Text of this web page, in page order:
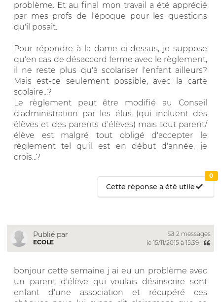
problème. Et au final mon travail a été apprécié
par mes profs de l'époque pour les questions
qu'il posait.
Pour répondre à la dame ci-dessus, je suppose
qu'en cas de désaccord ferme avec le règlement,
il ne reste plus qu'à scolariser l'enfant ailleurs?
Mais est-ce seulement possible, avec la carte
scolaire...?
Le règlement peut être modifié au Conseil
d'administration par les élus (qui incluent des
élèves et des parents d'élèves) mais tout parent/
élève est malgré tout obligé d'accepter le
règlement tel qu'il est en début d'année, je
crois...?
Cette réponse a été utile
0
Publié par
ECOLE
2 messages
le 15/11/2015 à 15:39
bonjour cette semaine j ai eu un problème avec
un parent d'élève qui voulais désinscrire sont
enfant d'une association et récupéré ces